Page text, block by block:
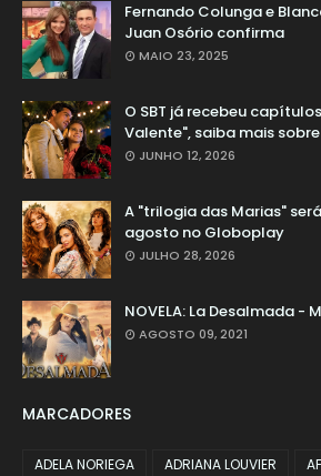
Fernando Colunga e
Juan Osório confirma
MAIO 23, 2025
O SBT já recebeu
Valente", saiba mais
JUNHO 12, 2026
A "trilogia das Marias"
agosto no Globoplay
JULHO 28, 2026
NOVELA: La Desalmada -
AGOSTO 09, 2021
MARCADORES
ADELA NORIEGA ADRIANA LOUVIER